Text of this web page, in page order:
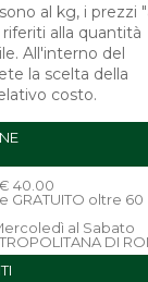
al kg, i prezzi
alla quantità
All'interno del
la scelta della
costo.
40.00
GRATUITO oltre 60
al Sabato
DI